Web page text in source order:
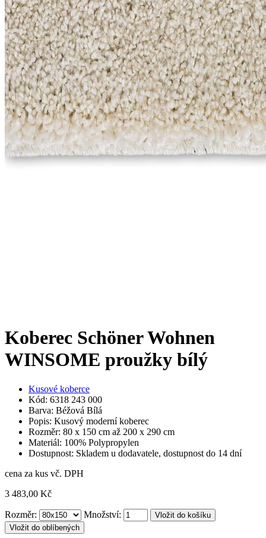
Koberec Schöner Wohnen
WINSOME proužky bílý
Kusové koberce
Kód: 6318 243 000
Barva: Béžová Bílá
Popis: Kusový moderní koberec
Rozměr: 80 x 150 cm až 200 x 290 cm
Materiál: 100% Polypropylen
Dostupnost: Skladem u dodavatele, dostupnost do 14 dní
cena za kus vč. DPH
3 483,00 Kč
Rozměr: Množství:
Vložit do oblíbených